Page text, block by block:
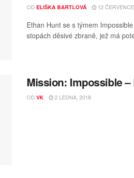
OD ELIŠKA BARTLOVÁ 12
Ethan Hunt se s týmem
stopách děsivé zbraně, jež má
Mission: Impossible –
OD VK 2 LEDNA, 2018